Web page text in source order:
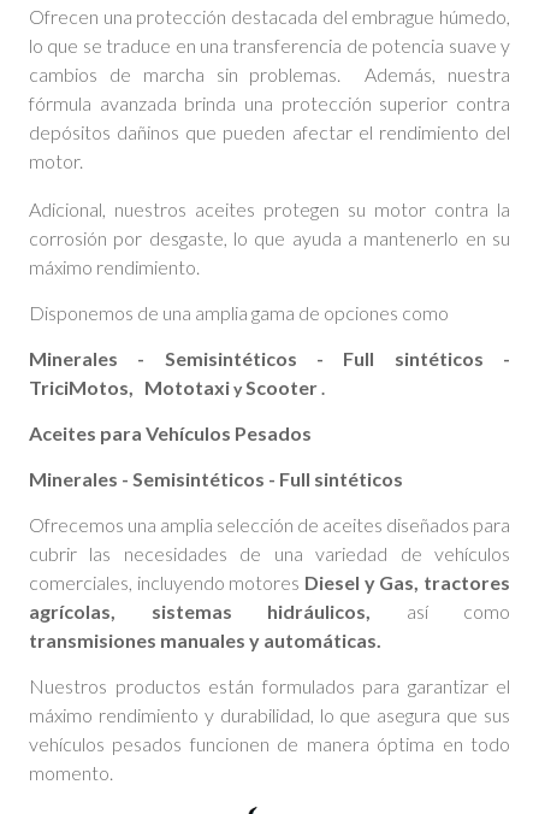
Ofrecen una protección destacada del embrague húmedo,
lo que se traduce en una transferencia de potencia suave y
cambios de marcha sin problemas.
Además, nuestra
fórmula avanzada brinda una protección superior contra
depósitos dañinos que pueden afectar el rendimiento del
motor.
Adicional, nuestros aceites protegen su motor contra la
corrosión por desgaste, lo que ayuda a mantenerlo en su
máximo rendimiento.
Disponemos de una amplia gama de opciones como
Minerales - Semisintéticos - Full sintéticos -
TriciMotos,
MototaxiyScooter.
Aceites para Vehículos Pesados
Minerales - Semisintéticos - Full sintéticos
Ofrecemos una amplia selección de aceites diseñados para
cubrir las necesidades de una variedad de vehículos
comerciales, incluyendo motores Diesel y Gas, tractores
agrícolas, sistemas hidráulicos,
así como
transmisiones manuales y automáticas.
Nuestros productos están formulados para garantizar el
máximo rendimiento y durabilidad, lo que asegura que sus
vehículos pesados funcionen de manera óptima en todo
momento.